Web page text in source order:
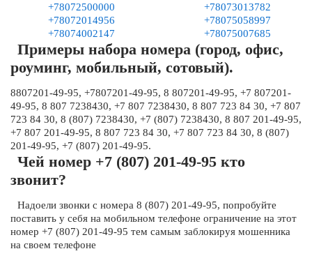
+78072500000
+78073013782
+78072014956
+78075058997
+78074002147
+78075007685
Примеры набора номера (город, офис,
роуминг, мобильный, сотовый).
8807201-49-95, +7807201-49-95, 8 807201-49-95, +7 807201-
49-95, 8 807 7238430, +7 807 7238430, 8 807 723 84 30, +7 807
723 84 30, 8 (807) 7238430, +7 (807) 7238430, 8 807 201-49-95,
+7 807 201-49-95, 8 807 723 84 30, +7 807 723 84 30, 8 (807)
201-49-95, +7 (807) 201-49-95.
Чей номер +7 (807) 201-49-95 кто
звонит?
Надоели звонки с номера 8 (807) 201-49-95, попробуйте
поставить у себя на мобильном телефоне ограничение на этот
номер +7 (807) 201-49-95 тем самым заблокируя мошенника
на своем телефоне